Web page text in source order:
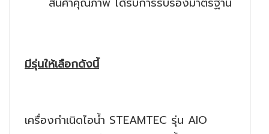
มีรุ่นให้เลือกดังนี้
เครื่องกำเนิดไอน้ำ STEAMTEC รุ่น AIO